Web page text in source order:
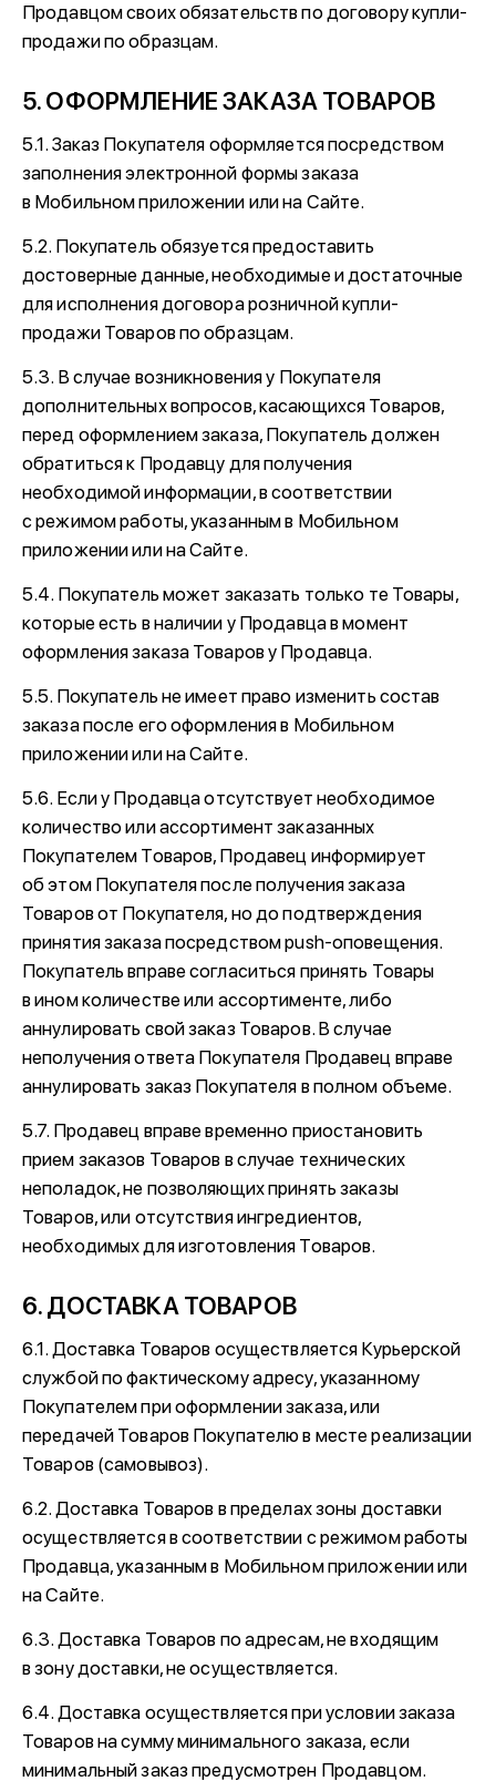
Продавцом своих обязательств по договору купли-
продажи по образцам.
5. ОФОРМЛЕНИЕ ЗАКАЗА ТОВАРОВ
5.1. Заказ Покупателя оформляется посредством
заполнения электронной формы заказа
в Мобильном приложении или на Сайте.
5.2. Покупатель обязуется предоставить
достоверные данные, необходимые и достаточные
для исполнения договора розничной купли-
продажи Товаров по образцам.
5.3. В случае возникновения у Покупателя
дополнительных вопросов, касающихся Товаров,
перед оформлением заказа, Покупатель должен
обратиться к Продавцу для получения
необходимой информации, в соответствии
с режимом работы, указанным в Мобильном
приложении или на Сайте.
5.4. Покупатель может заказать только те Товары,
которые есть в наличии у Продавца в момент
оформления заказа Товаров у Продавца.
5.5. Покупатель не имеет право изменить состав
заказа после его оформления в Мобильном
приложении или на Сайте.
5.6. Если у Продавца отсутствует необходимое
количество или ассортимент заказанных
Покупателем Товаров, Продавец информирует
об этом Покупателя после получения заказа
Товаров от Покупателя, но до подтверждения
принятия заказа посредством push-оповещения.
Покупатель вправе согласиться принять Товары
в ином количестве или ассортименте, либо
аннулировать свой заказ Товаров. В случае
неполучения ответа Покупателя Продавец вправе
аннулировать заказ Покупателя в полном объеме.
5.7. Продавец вправе временно приостановить
прием заказов Товаров в случае технических
неполадок, не позволяющих принять заказы
Товаров, или отсутствия ингредиентов,
необходимых для изготовления Товаров.
6. ДОСТАВКА ТОВАРОВ
6.1. Доставка Товаров осуществляется Курьерской
службой по фактическому адресу, указанному
Покупателем при оформлении заказа, или
передачей Товаров Покупателю в месте реализации
Товаров (самовывоз).
6.2. Доставка Товаров в пределах зоны доставки
осуществляется в соответствии с режимом работы
Продавца, указанным в Мобильном приложении или
на Сайте.
6.3. Доставка Товаров по адресам, не входящим
в зону доставки, не осуществляется.
6.4. Доставка осуществляется при условии заказа
Товаров на сумму минимального заказа, если
минимальный заказ предусмотрен Продавцом.